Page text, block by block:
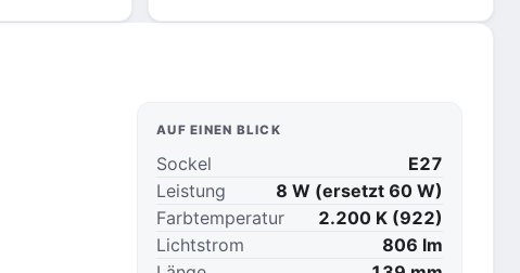
AUF EINEN BLICK
Sockel
E27
Leistung
8 W (ersetzt 60 W)
Farbtemperatur
2.200 K (922)
Lichtstrom
806 lm